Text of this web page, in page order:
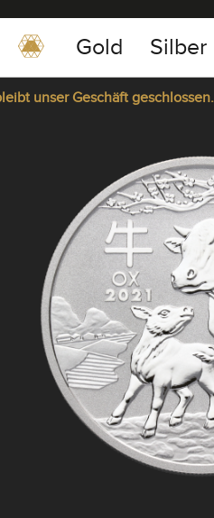
Gold Silber
unser Geschäft geschlossen. +